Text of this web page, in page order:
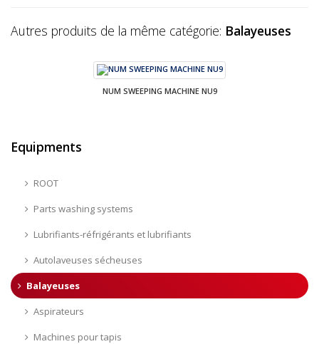
Autres produits de la même catégorie: Balayeuses
NUM SWEEPING MACHINE NU9
Equipments
ROOT
Parts washing systems
Lubrifiants-réfrigérants et lubrifiants
Autolaveuses sécheuses
Balayeuses
Aspirateurs
Machines pour tapis